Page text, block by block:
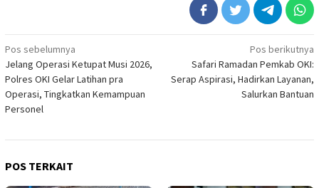
Navigasi
pos
Pos sebelumnya
Jelang Operasi Ketupat Musi 2026,
Polres OKI Gelar Latihan pra
Operasi, Tingkatkan Kemampuan
Personel
Pos berikutnya
Safari Ramadan Pemkab OKI:
Serap Aspirasi, Hadirkan Layanan,
Salurkan Bantuan
POS TERKAIT